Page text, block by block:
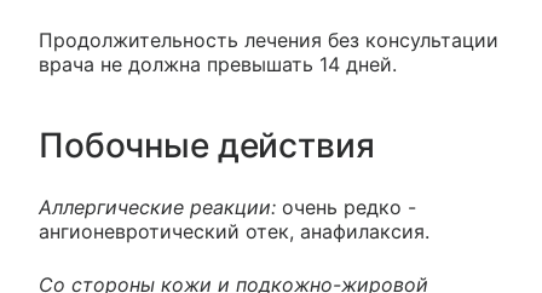
Продолжительность лечения без консультации
врача не должна превышать 14 дней.
Побочные действия
Аллергические реакции: очень редко -
ангионевротический отек, анафилаксия.
Со стороны кожи и подкожно-жировой